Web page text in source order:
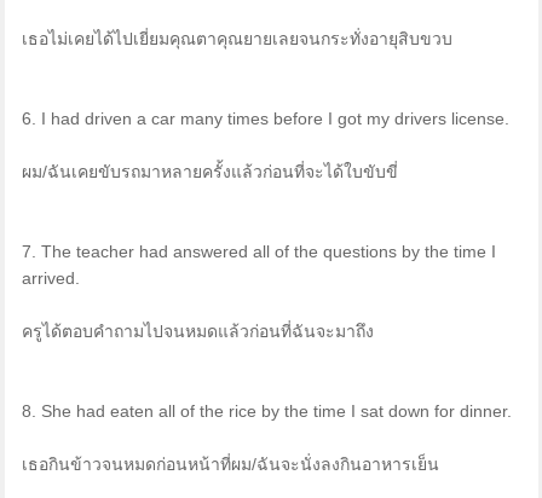
เธอไม่เคยได้ไปเยี่ยมคุณตาคุณยายเลยจนกระทั่งอายุสิบขวบ
6. I had driven a car many times before I got my drivers license.
ผม/ฉันเคยขับรถมาหลายครั้งแล้วก่อนที่จะได้ใบขับขี่
7. The teacher had answered all of the questions by the time I
arrived.
ครูได้ตอบคำถามไปจนหมดแล้วก่อนที่ฉันจะมาถึง
8. She had eaten all of the rice by the time I sat down for dinner.
เธอกินข้าวจนหมดก่อนหน้าที่ผม/ฉันจะนั่งลงกินอาหารเย็น